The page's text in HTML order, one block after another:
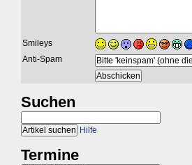
Smileys
Anti-Spam
Suchen
Hilfe
Termine